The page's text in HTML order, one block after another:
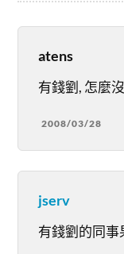
atens
有錢劉, 怎麼
2008/03/28
jserv
有錢劉的同事